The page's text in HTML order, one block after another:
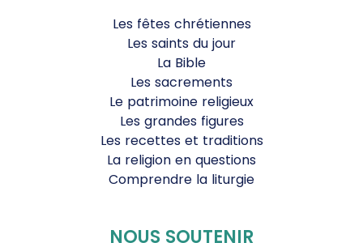
Les fêtes chrétiennes
Les saints du jour
La Bible
Les sacrements
Le patrimoine religieux
Les grandes figures
Les recettes et traditions
La religion en questions
Comprendre la liturgie
NOUS SOUTENIR